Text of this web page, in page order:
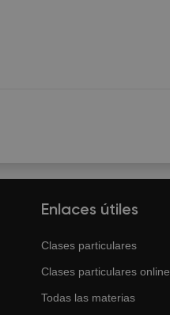
Enlaces útiles
Clases particulares
Clases particulares online
Todas las materias